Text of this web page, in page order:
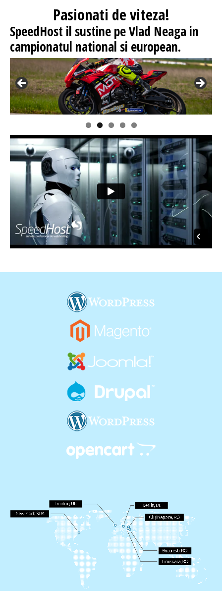
Pasionati de viteza!
SpeedHost il sustine pe Vlad Neaga in
campionatul national si european.